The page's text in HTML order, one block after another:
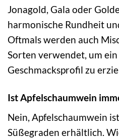
Jonagold, Gala oder
harmonische Rundheit
Oftmals werden auch
Sorten verwendet, um
Geschmacksprofil zu
Ist Apfelschaumwein
Nein, Apfelschaumwein
Süßegraden erhältlich.